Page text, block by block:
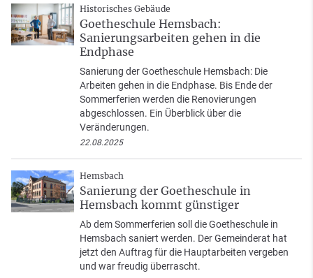
Historisches Gebäude
Goetheschule Hemsbach:
Sanierungsarbeiten gehen in die
Endphase
Sanierung der Goetheschule Hemsbach: Die
Arbeiten gehen in die Endphase. Bis Ende der
Sommerferien werden die Renovierungen
abgeschlossen. Ein Überblick über die
Veränderungen.
22.08.2025
Hemsbach
Sanierung der Goetheschule in
Hemsbach kommt günstiger
Ab dem Sommerferien soll die Goetheschule in
Hemsbach saniert werden. Der Gemeinderat hat
jetzt den Auftrag für die Hauptarbeiten vergeben
und war freudig überrascht.